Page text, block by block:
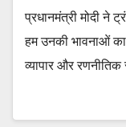
प्रधानमंत्री मोदी ने
हम उनकी भावनाओं
व्यापार और